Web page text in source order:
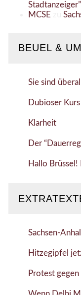
Stadtanzeiger”
MCSE
BEUEL &
Sie sind überall
Dubioser
Klarheit
Der
Hallo
Sachsen-
Hitzegipfel
Protest gegen